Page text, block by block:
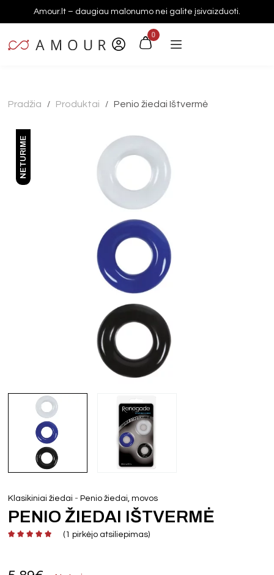
Amour.lt – daugiau malonumo nei galite įsivaizduoti.
0
Pradžia / Produktai / Penio žiedai Ištvermė
NETURIME
Klasikiniai žiedai -Penio žiedai, movos
PENIO ŽIEDAI IŠTVERMĖ
(1 pirkėjo atsiliepimas)